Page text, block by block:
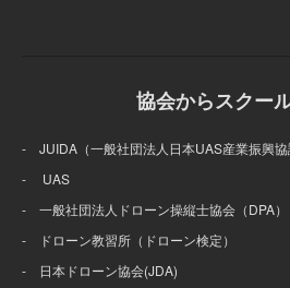
協会からスクー
- JUIDA（一般社団法人日本UAS産業振興協
- UAS
- 一般社団法人ドローン操縦士協会（DPA）
- ドローン教習所（ドローン検定）
- 日本ドローン協会(JDA)